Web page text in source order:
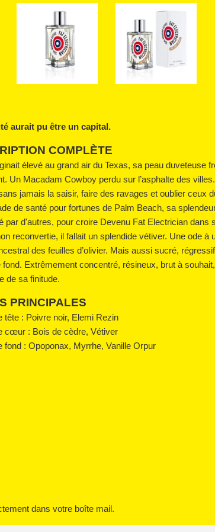
aurait pu être un capital.
COMPLÈTE
élevé au grand air du Texas, sa peau
Un Macadam Cowboy perdu sur l’asphalte des
jamais la saisir, faire des ravages et oublier ceux
de santé pour fortunes de Palm Beach, sa
par d'autres, pour croire Devenu Fat Electrician
reconvertie, il fallait un splendide vétiver. Une ode
des feuilles d’olivier. Mais aussi sucré,
fond. Extrêmement concentré, résineux, brut à
de sa finitude.
PRINCIPALES
tête : Poivre noir, Elemi Rezin
cœur : Bois de cèdre, Vétiver
fond : Opoponax, Myrrhe, Vanille Orpur
dans votre boîte mail.